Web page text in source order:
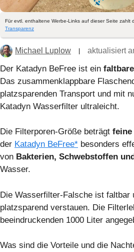
Für evtl. enthaltene Werbe-Links auf dieser Seite zahlt
Transparenz
Michael Luplow aktualisiert
Der Katadyn BeFree ist ein
Das zusammenklappbare
platzsparenden Transport und mit
Katadyn Wasserfilter ultraleicht.
Die Filterporen-Größe beträgt feine
der Katadyn BeFree* besonders
von Bakterien, Schwebstoffen
Wasser.
Die Wasserfilter-Falsche ist faltbar
platzsparend verstauen. Die
beeindruckenden 1000 Liter
Was sind die Vorteile und die